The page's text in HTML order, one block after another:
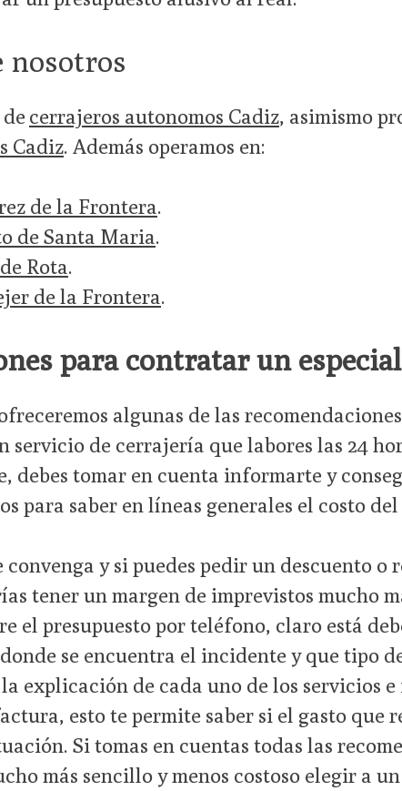
nosotros
cerrajeros autonomos Cadiz, asimismo
Cadiz. Además operamos en:
de la Frontera.
de Santa Maria.
Rota.
de la Frontera.
para contratar un
algunas de las
de cerrajería que labores las 24
debes tomar en cuenta informarte y
para saber en líneas generales el costo
convenga y si puedes pedir un descuento
tener un margen de imprevistos mucho
el presupuesto por teléfono, claro está
se encuentra el incidente y que tipo
explicación de cada uno de los servicios
esto te permite saber si el gasto que
Si tomas en cuentas todas las
más sencillo y menos costoso elegir a